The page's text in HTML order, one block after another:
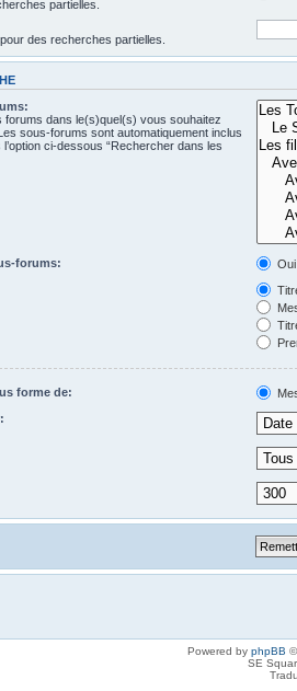
partielles.
des recherches partielles.
forums dans le(s)quel(s) vous souhaitez
sous-forums sont automatiquement inclus
ci-dessous “Rechercher dans les
forums:
Oui
forme de:
Powered by phpBB
SE